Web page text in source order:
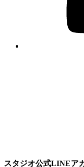
スタジオ公式LINEア